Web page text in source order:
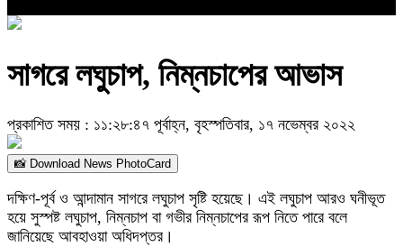
সাগরে লঘুচাপ, নিম্নচাপের আভাস
প্রকাশিত সময় : ১১:২৮:৪৭ পূর্বাহ্ন, বৃহস্পতিবার, ১৭ নভেম্বর ২০২২
📸 Download News PhotoCard
দক্ষিণ-পূর্ব ও আন্দামান সাগরে লঘুচাপ সৃষ্টি হয়েছে। এই লঘুচাপ আরও ঘনীভূত
হয়ে সুস্পষ্ট লঘুচাপ, নিম্নচাপ বা গভীর নিম্নচাপের রূপ নিতে পারে বলে
জানিয়েছে আবহাওয়া অধিদপ্তর।